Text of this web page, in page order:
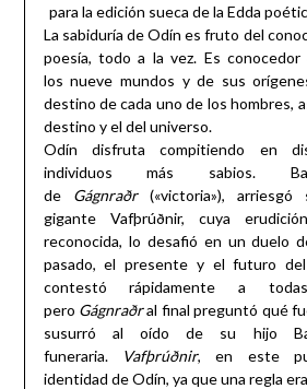
para la edición sueca de la Edda
La sabiduría de Odín es fruto del
poesía, todo a la vez. Es
los nueve mundos y de sus
destino de cada uno de los hombres,
destino y el del universo.
Odín disfruta compitiendo en
individuos más sabios.
de Gágnraðr(«victoria»), arriesgó
gigante Vafþrúðnir, cuya
reconocida, lo desafió en un duelo
pasado, el presente y el futuro
contestó rápidamente a
pero Gágnraðral final preguntó qué
susurró al oído de su hijo
funeraria.
Vafþrúðnir, en este
identidad de Odín, ya que una regla